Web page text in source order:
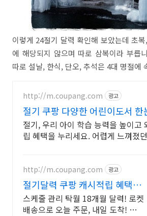
이렇게 24절기 달력 확인해 보았는데 초
에 해당되지 않으며 따로 삼복이라 부릅
따로 설날, 한식, 단오, 추석은 4대 명절에
http://m.coupang.com 광고
절기 쿠팡 다양한 어린이도서 한
절기, 우리 아이 학습 능력을 높이고
립 혜택을 누리세요. 어렵게 느껴졌
http://m.coupang.com 광고
절기달력 쿠팡 캐시적립 혜택까
지
스케줄 관리 탁월 18개월 달력! 로켓
배송으로 오늘 주문, 내일 도착! 크